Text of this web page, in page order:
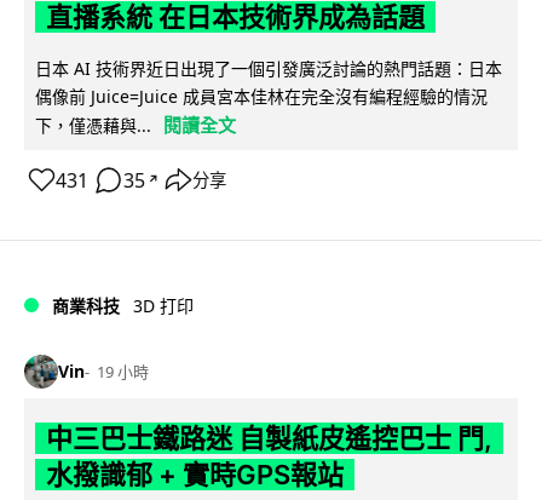
直播系統 在日本技術界成為話題
日本 AI 技術界近日出現了一個引發廣泛討論的熱門話題：日本
偶像前 Juice=Juice 成員宮本佳林在完全沒有編程經驗的情況
下，僅憑藉與...
閱讀全文
431 35 ↗ 分享
商業科技 3D 打印
Vin 19 小時
中三巴士鐵路迷 自製紙皮遙控巴士 門,
水撥識郁 + 實時GPS報站